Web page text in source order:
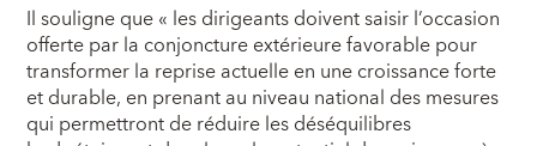
Il souligne que « les dirigeants doivent saisir l’occasion
offerte par la conjoncture extérieure favorable pour
transformer la reprise actuelle en une croissance forte
et durable, en prenant au niveau national des mesures
qui permettront de réduire les déséquilibres